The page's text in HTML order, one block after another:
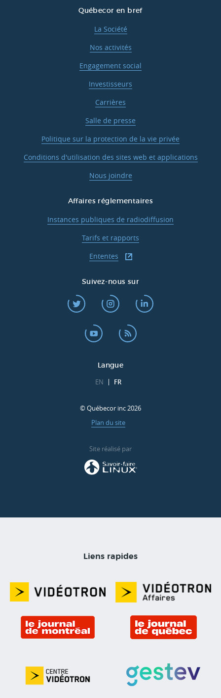
Québecor en bref
La Société
Nos activités
Engagement social
Investisseurs
Carrières
Salle de presse
Politique sur la protection de la vie privée
Conditions d'utilisation des sites web et applications
Nous joindre
Affaires réglementaires
Instances publiques de radiodiffusion
Tarifs et rapports
Ententes
Suivez-nous sur
Langue
EN FR
© Québecor inc 2026
Plan du site
Site réalisé par
Liens rapides